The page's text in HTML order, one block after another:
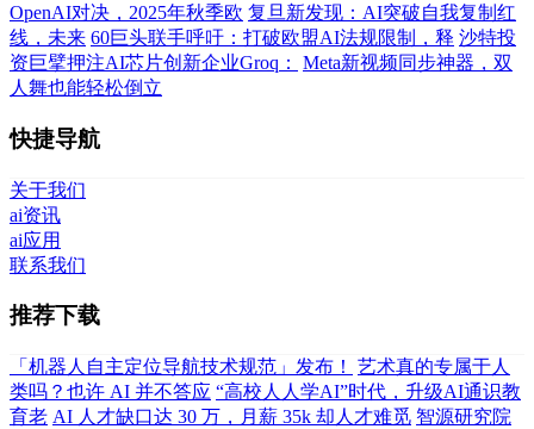
OpenAI对决，2025年秋季欧 复旦新发现：AI突破自我复制红
线，未来 60巨头联手呼吁：打破欧盟AI法规限制，释 沙特投
资巨擘押注AI芯片创新企业Groq：
Meta新视频同步神器，双
人舞也能轻松倒立
快捷导航
关于我们
ai资讯
ai应用
联系我们
推荐下载
「机器人自主定位导航技术规范」发布！
艺术真的专属于人
类吗？也许 AI 并不答应 “高校人人学AI”时代，升级AI通识教
育老 AI 人才缺口达 30 万，月薪 35k 却人才难觅 智源研究院